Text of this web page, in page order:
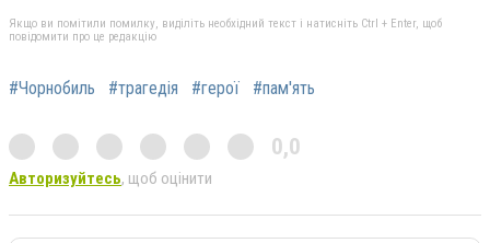
Якщо ви помітили помилку, виділіть необхідний текст і натисніть Ctrl + Enter, щоб
повідомити про це редакцію
#Чорнобиль #трагедія #герої #пам'ять
0,0
Авторизуйтесь, щоб оцінити